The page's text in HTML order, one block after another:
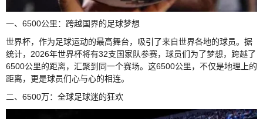
一、6500公里：跨越国界的足球梦想
世界杯，作为足球运动的最高舞台，吸引了来自世界各地的球员。据
统计，2026年世界杯将有32支国家队参赛，球员们为了梦想，跨越了
6500公里的距离，汇聚到同一个赛场。这6500公里，不仅是地理上的
距离，更是球员们心与心的相连。
二、6500万：全球足球迷的狂欢